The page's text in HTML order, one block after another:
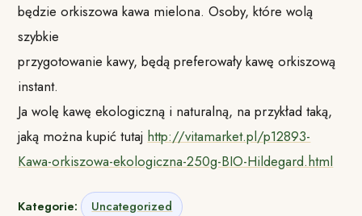
będzie orkiszowa kawa mielona. Osoby, które wolą
szybkie
przygotowanie kawy, będą preferowały kawę orkiszową
instant.
Ja wolę kawę ekologiczną i naturalną, na przykład taką,
jaką można kupić tutaj http://vitamarket.pl/p12893-
Kawa-orkiszowa-ekologiczna-250g-BIO-Hildegard.html
Kategorie: Uncategorized